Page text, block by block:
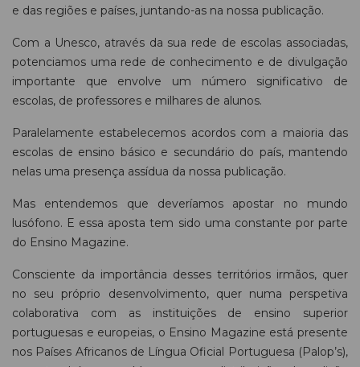
e das regiões e países, juntando-as na nossa publicação.
Com a Unesco, através da sua rede de escolas associadas,
potenciamos uma rede de conhecimento e de divulgação
importante que envolve um número significativo de
escolas, de professores e milhares de alunos.
Paralelamente estabelecemos acordos com a maioria das
escolas de ensino básico e secundário do país, mantendo
nelas uma presença assídua da nossa publicação.
Mas entendemos que deveríamos apostar no mundo
lusófono. E essa aposta tem sido uma constante por parte
do Ensino Magazine.
Consciente da importância desses territórios irmãos, quer
no seu próprio desenvolvimento, quer numa perspetiva
colaborativa com as instituições de ensino superior
portuguesas e europeias, o Ensino Magazine está presente
nos Países Africanos de Língua Oficial Portuguesa (Palop’s),